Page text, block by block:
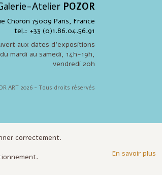
Atelier POZOR
Choron 75009 Paris, France
tel.: +33 (0)1.86.04.56.91
aux dates d'expositions
du mardi au samedi, 14h-19h,
vendredi 20h
ART 2026 - Tous droits réservés
correctement.
En savoir plus